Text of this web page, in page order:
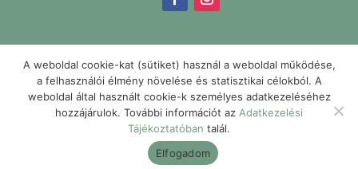
A weboldal cookie-kat (sütiket) használ a weboldal működése,
a felhasználói élmény növelése és statisztikai célokból. A
weboldal által használt cookie-k személyes adatkezeléséhez
hozzájárulok. További információt az Adatkezelési
Tájékoztatóban talál.
Elfogadom